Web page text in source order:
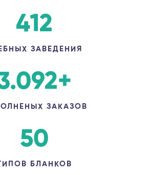
412
ЗАВЕДЕНИЯ
+
ЗАКАЗОВ
50
БЛАНКОВ